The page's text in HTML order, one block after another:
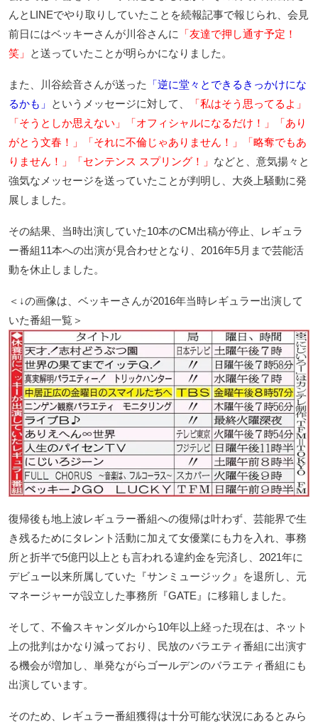
んとLINEでやり取りしていたことを続報記事で報じられ、会見
前日にはベッキーさんが川谷さんに
「友達で押し通す予定！
笑」
と送っていたことが明らかになりました。
また、川谷絵音さんが送った
「逆に堂々とできるきっかけにな
るかも」
というメッセージに対して、
「私はそう思ってるよ」
「そうとしか思えない」「オフィシャルになるだけ！」「あり
がとう文春！」「それに不倫じゃありません！」「略奪でもあ
りません！」「センテンス スプリング！」 などと、意気揚々と
強気なメッセージを送っていたことが判明し、大炎上騒動に発
展しました。
その結果、当時出演していた10本のCM出稿が停止、レギュラ
ー番組11本への出演が見合わせとなり、2016年5月まで芸能活
動を休止しました。
＜↓の画像は、ベッキーさんが2016年当時レギュラー出演して
いた番組一覧＞
復帰後も地上波レギュラー番組への復帰は叶わず、芸能界で生
き残るためにタレント活動に加えて女優業にも力を入れ、事務
所と折半で5億円以上とも言われる違約金を完済し、2021年に
デビュー以来所属していた『サンミュージック』を退所し、元
マネージャーが設立した事務所『GATE』に移籍しました。
そして、不倫スキャンダルから10年以上経った現在は、ネット
上の批判はかなり減っており、民放のバラエティ番組に出演す
る機会が増加し、単発ながらゴールデンのバラエティ番組にも
出演しています。
そのため、レギュラー番組獲得は十分可能な状況にあるとみら